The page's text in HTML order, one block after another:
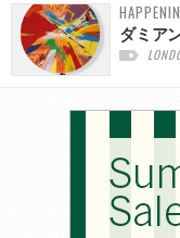
ダミア